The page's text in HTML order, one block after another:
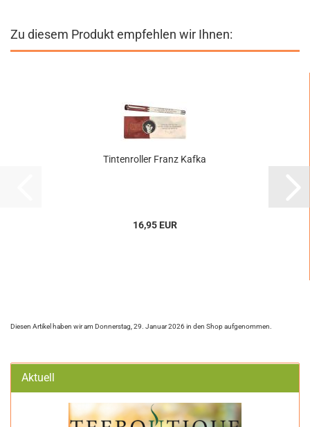
Zu diesem Produkt empfehlen wir Ihnen:
Tintenroller Franz Kafka
16,95 EUR
Diesen Artikel haben wir am Donnerstag, 29. Januar 2026 in den Shop aufgenommen.
Aktuell